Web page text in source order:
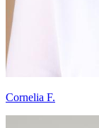
Cornelia F.